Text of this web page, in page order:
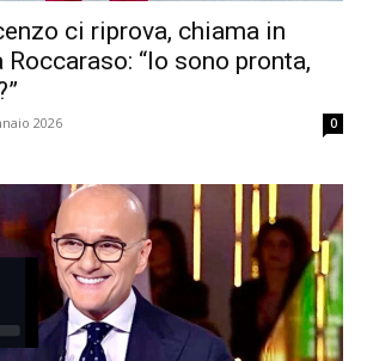
ci riprova, chiama in
“Io sono pronta,
2026 0